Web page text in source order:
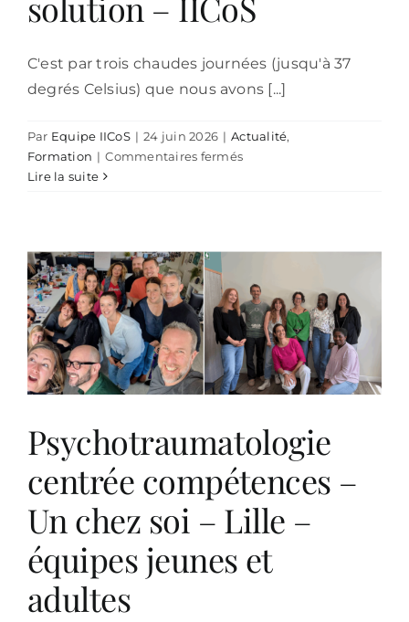
C'est par trois chaudes journées (jusqu'à 37
degrés Celsius) que nous avons [...]
Par Equipe IICoS | 24 juin 2026 | Actualité,
Formation | Commentaires ferméssur
IICoS
Lire la suite
Psychotraumatologie
centrée compétences –
Un chez soi – Lille –
équipes jeunes et
adultes